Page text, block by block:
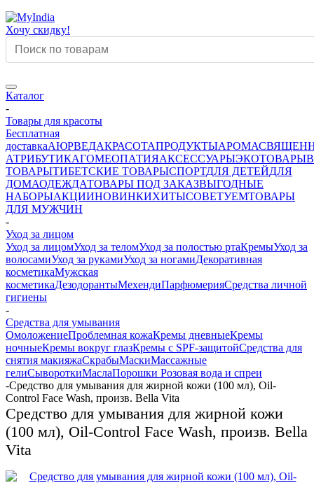
Хочу скидку!
Каталог
-
Товары для красоты
Бесплатная
доставкаАЮРВЕДАКРАСОТАПРОДУКТЫАРОМА
АТРИБУТИКАГОМЕОПАТИЯАКСЕССУАРЫЭКОТОВАРЫ
ТОВАРЫТИБЕТСКИЕ ТОВАРЫСПОРТДЛЯ ДЕТЕЙДЛЯ
ДОМАОДЕЖДАТОВАРЫ ПОД ЗАКАЗВЫГОДНЫЕ
НАБОРЫАКЦИИНОВИНКИХИТЫСОВЕТУЕМТОВАРЫ
ДЛЯ МУЖЧИН
-
Уход за лицом
Уход за лицомУход за теломУход за полостью ртаКремыУход за
волосамиУход за рукамиУход за ногамиДекоративная
косметикаМужская
косметикаДезодорантыМехендиПарфюмерияСредства личной
гигиены
-
Средства для умывания
ОмоложениеПроблемная кожаКремы дневныеКремы
ночныеКремы вокруг глазКремы с SPF-защитойСредства для
снятия макияжаСкрабыМаскиМассажные
гелиСывороткиМаслаПорошки Розовая вода и спреи
-Средство для умывания для жирной кожи (100 мл), Oil-
Control Face Wash, произв. Bella Vita
Средство для умывания для жирной кожи
(100 мл), Oil-Control Face Wash, произв. Bella
Vita